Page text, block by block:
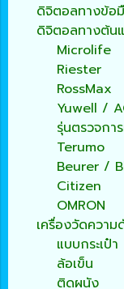
ดิจิตอลทางข้อ
ดิจิตอลทางต้น
Microlife
Riester
RossMax
Yuwell /
รุ่นตรวจกา
Terumo
Beurer /
Citizen
OMRON
เครื่องวัดควา
แบบกระเป๋า
ล้อเข็น
ติดผนัง